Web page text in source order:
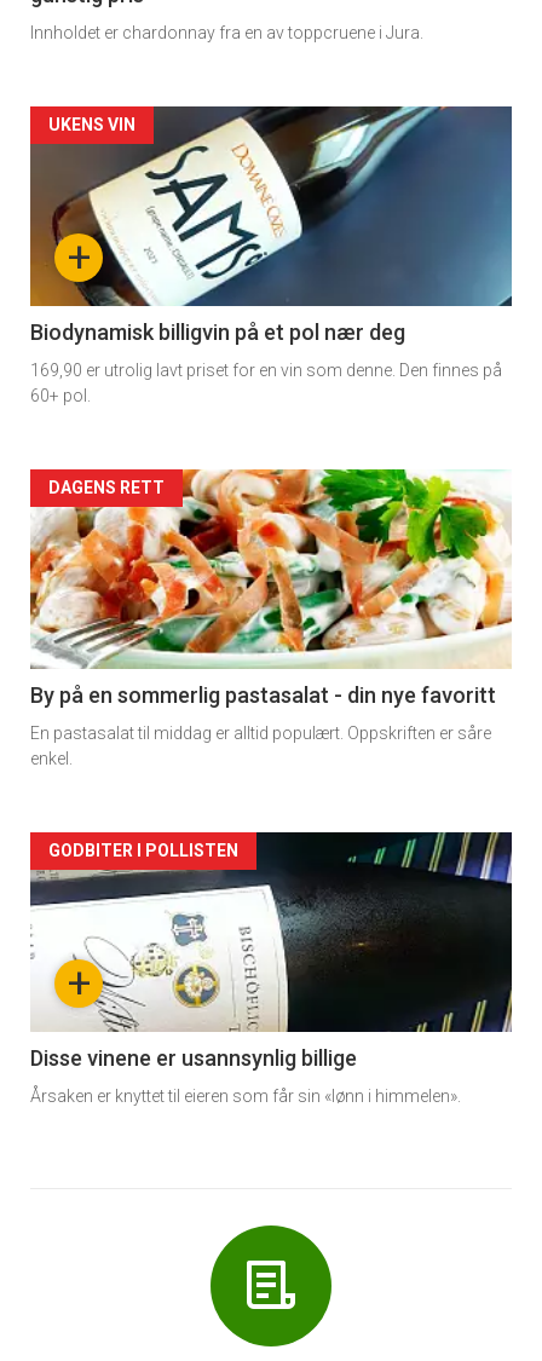
Innholdet er chardonnay fra en av toppcruene i Jura.
Forsiden
akkurat
nå
4
+
UKENS VIN
Biodynamisk billigvin på et pol nær deg
169,90 er utrolig lavt priset for en vin som denne. Den finnes på
60+ pol.
Forsiden
akkurat
nå
-
5
DAGENS RETT
By på en sommerlig pastasalat - din nye favoritt
En pastasalat til middag er alltid populært. Oppskriften er såre
enkel.
Forsiden
akkurat
nå
6
+
GODBITER I POLLISTEN
Disse vinene er usannsynlig billige
Årsaken er knyttet til eieren som får sin «lønn i himmelen».